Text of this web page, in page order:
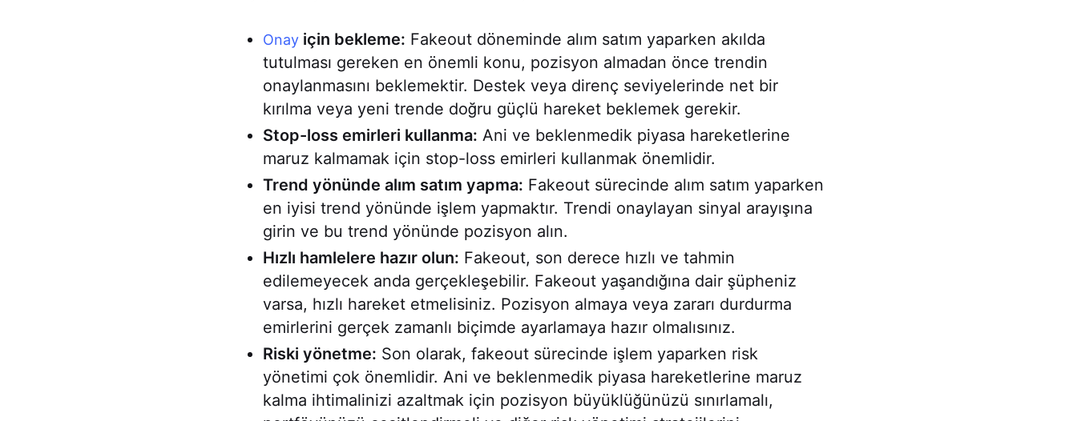
Onay için bekleme: Fakeout döneminde alım satım yaparken akılda
tutulması gereken en önemli konu, pozisyon almadan önce trendin
onaylanmasını beklemektir. Destek veya direnç seviyelerinde net bir
kırılma veya yeni trende doğru güçlü hareket beklemek gerekir.
Stop-loss emirleri kullanma: Ani ve beklenmedik piyasa hareketlerine
maruz kalmamak için stop-loss emirleri kullanmak önemlidir.
Trend yönünde alım satım yapma: Fakeout sürecinde alım satım yaparken
en iyisi trend yönünde işlem yapmaktır. Trendi onaylayan sinyal arayışına
girin ve bu trend yönünde pozisyon alın.
Hızlı hamlelere hazır olun: Fakeout, son derece hızlı ve tahmin
edilemeyecek anda gerçekleşebilir. Fakeout yaşandığına dair şüpheniz
varsa, hızlı hareket etmelisiniz. Pozisyon almaya veya zararı durdurma
emirlerini gerçek zamanlı biçimde ayarlamaya hazır olmalısınız.
Riski yönetme: Son olarak, fakeout sürecinde işlem yaparken risk
yönetimi çok önemlidir. Ani ve beklenmedik piyasa hareketlerine maruz
kalma ihtimalinizi azaltmak için pozisyon büyüklüğünüzü sınırlamalı,